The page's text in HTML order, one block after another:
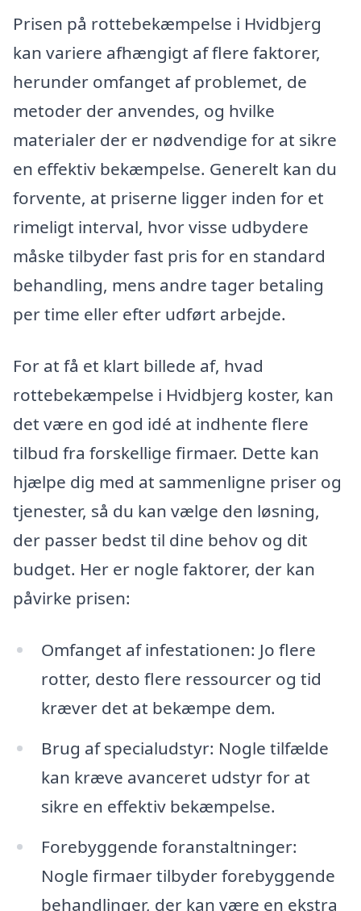
Prisen på rottebekæmpelse i Hvidbjerg
kan variere afhængigt af flere faktorer,
herunder omfanget af problemet, de
metoder der anvendes, og hvilke
materialer der er nødvendige for at sikre
en effektiv bekæmpelse. Generelt kan du
forvente, at priserne ligger inden for et
rimeligt interval, hvor visse udbydere
måske tilbyder fast pris for en standard
behandling, mens andre tager betaling
per time eller efter udført arbejde.
For at få et klart billede af, hvad
rottebekæmpelse i Hvidbjerg koster, kan
det være en god idé at indhente flere
tilbud fra forskellige firmaer. Dette kan
hjælpe dig med at sammenligne priser og
tjenester, så du kan vælge den løsning,
der passer bedst til dine behov og dit
budget. Her er nogle faktorer, der kan
påvirke prisen:
Omfanget af infestationen: Jo flere
rotter, desto flere ressourcer og tid
kræver det at bekæmpe dem.
Brug af specialudstyr: Nogle tilfælde
kan kræve avanceret udstyr for at
sikre en effektiv bekæmpelse.
Forebyggende foranstaltninger:
Nogle firmaer tilbyder forebyggende
behandlinger, der kan være en ekstra